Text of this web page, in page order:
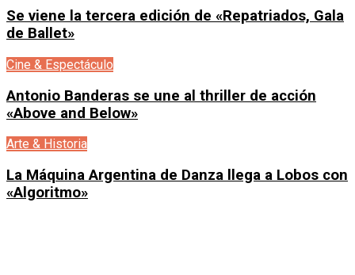
Se viene la tercera edición de «Repatriados, Gala
de Ballet»
Cine & Espectáculo
Antonio Banderas se une al thriller de acción
«Above and Below»
Arte & Historia
La Máquina Argentina de Danza llega a Lobos con
«Algoritmo»